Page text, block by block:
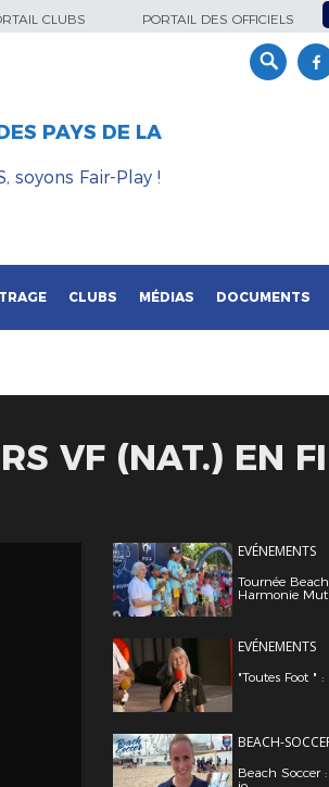
CLUBS PORTAIL DES OFFICIELS
PAYS DE LA
soyons Fair-Play !
CLUBS MÉDIAS DOCUMENTS
VF (NAT.) EN
EVÉNEMENTS
Tournée
Harmonie
EVÉNEMENTS
"Toutes Foot " :
BEACH-
Beach Soccer